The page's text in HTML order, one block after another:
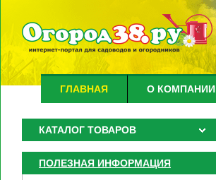
ГЛАВНАЯ О КОМПАНИИ
КАТАЛОГ ТОВАРОВ
ПОЛЕЗНАЯ ИНФОРМАЦИЯ